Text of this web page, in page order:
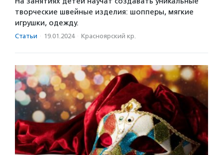
творческие швейные изделия: шопперы, мягкие
игрушки, одежду.
Статьи · 19.01.2024 · Красноярский кр.